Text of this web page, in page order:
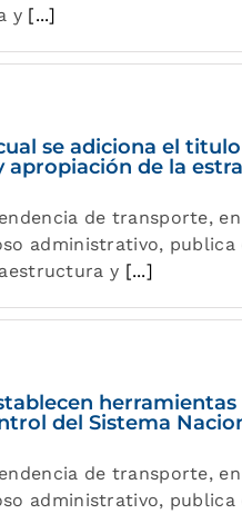
y [...]
se adiciona el
de la
de transporte,
administrativo, publica
y [...]
del Sistema
de transporte,
administrativo, publica